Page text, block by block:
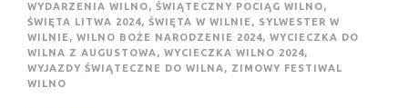
WYDARZENIA WILNO, ŚWIĄTECZNY POCIĄG WILNO,
ŚWIĘTA LITWA 2024, ŚWIĘTA W WILNIE , SYLWESTER W
WILNIE , WILNO BOŻE NARODZENIE 2024, WYCIECZKA DO
WILNA Z AUGUSTOWA, WYCIECZKA WILNO 2024,
WYJAZDY ŚWIĄTECZNE DO WILNA, ZIMOWY FESTIWAL
WILNO